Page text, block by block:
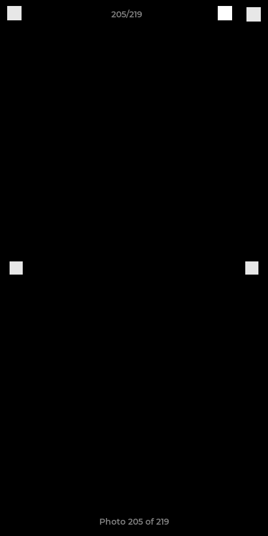
205/219
Photo 205 of 219